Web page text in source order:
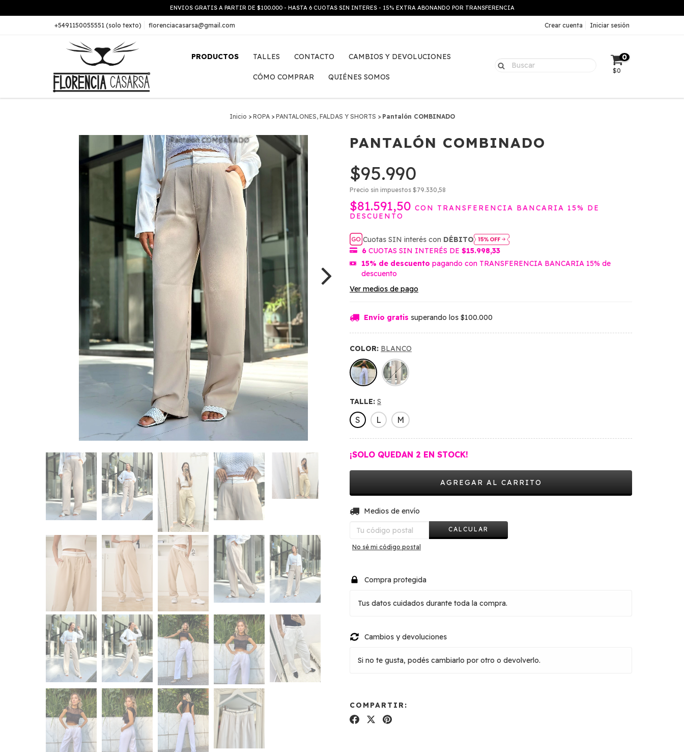
ENVIOS GRATIS A PARTIR DE $100.000 - HASTA 6 CUOTAS SIN INTERES - 15% EXTRA ABONANDO POR TRANSFERENCIA
+5491150055551 (solo texto) florenciacasarsa@gmail.com Crear cuenta Iniciar sesión
PRODUCTOS TALLES CONTACTO CAMBIOS Y DEVOLUCIONES
CÓMO COMPRAR QUIÉNES SOMOS
0
$0
Inicio > ROPA > PANTALONES, FALDAS Y SHORTS > Pantalón COMBINADO
PANTALÓN COMBINADO
$95.990
Precio sin impuestos $79.330,58
$81.591,50 CON TRANSFERENCIA BANCARIA 15% DE
DESCUENTO
Cuotas SIN interés con DÉBITO
6 CUOTAS SIN INTERÉS DE $15.998,33
15% de descuento pagando con TRANSFERENCIA BANCARIA 15% de
descuento
Ver medios de pago
Envío gratis superando los $100.000
COLOR: BLANCO
TALLE: S
S L M
¡SOLO QUEDAN 2 EN STOCK!
Entregas para el CP:
Medios de envío
CALCULAR
No sé mi código postal
Compra protegida
Tus datos cuidados durante toda la compra.
Cambios y devoluciones
Si no te gusta, podés cambiarlo por otro o devolverlo.
COMPARTIR: